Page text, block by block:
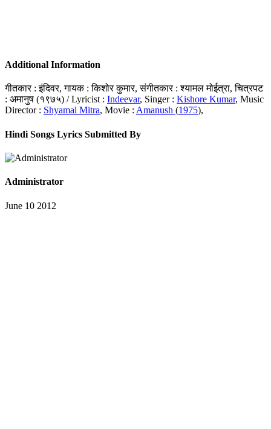
Additional Information
गीतकार : इंदिवर, गायक : किशोर कुमार, संगीतकार : श्यामल मोईत्रा, चित्रपट
: अमानुष (१९७५) / Lyricist : Indeevar, Singer : Kishore Kumar, Music
Director : Shyamal Mitra, Movie : Amanush (1975),
Hindi Songs Lyrics Submitted By
Administrator
June 10 2012